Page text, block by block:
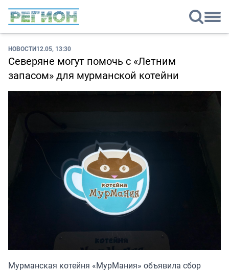
НОВОСТИ12.05, 13:30
Северяне могут помочь с «Летним
запасом» для мурманской котейни
Мурманская котейня «МурМания» объявила сбор